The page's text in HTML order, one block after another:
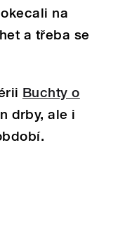
na
a třeba se
Buchty o
drby, ale i